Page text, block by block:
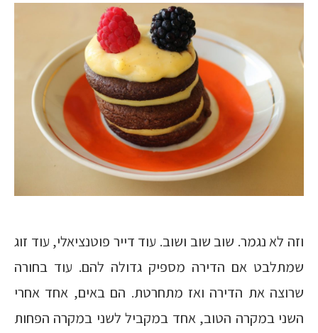
וזה לא נגמר. שוב שוב ושוב. עוד דייר פוטנציאלי, עוד זוג
שמתלבט אם הדירה מספיק גדולה להם. עוד בחורה
שרוצה את הדירה ואז מתחרטת. הם באים, אחד אחרי
השני במקרה הטוב, אחד במקביל לשני במקרה הפחות